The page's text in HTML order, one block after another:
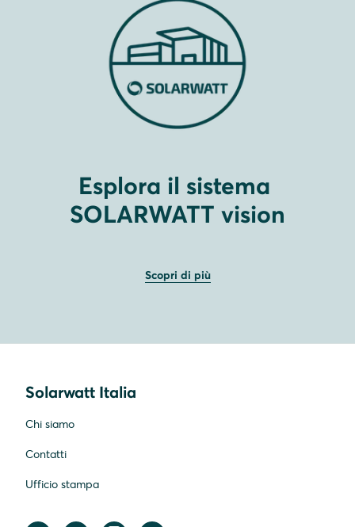
potenza in uscita dall'EPS, poiché non c'è una
batteria a stabilizzare la tensione.
Esplora il sistema
SOLARWATT vision
Scopri di più
Solarwatt Italia
Chi siamo
Contatti
Ufficio stampa